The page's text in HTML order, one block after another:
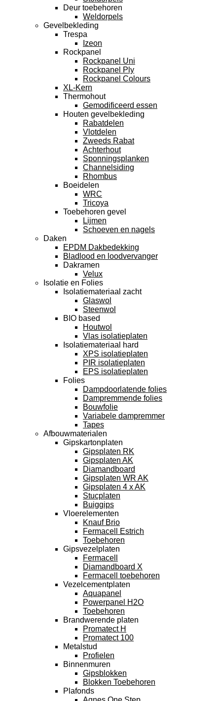
Deur toebehoren
Weldorpels
Gevelbekleding
Trespa
Izeon
Rockpanel
Rockpanel Uni
Rockpanel Ply
Rockpanel Colours
XL-Kern
Thermohout
Gemodificeerd essen
Houten gevelbekleding
Rabatdelen
Vlotdelen
Zweeds Rabat
Achterhout
Sponningsplanken
Channelsiding
Rhombus
Boeidelen
WRC
Tricoya
Toebehoren gevel
Lijmen
Schoeven en nagels
Daken
EPDM Dakbedekking
Bladlood en loodvervanger
Dakramen
Velux
Isolatie en Folies
Isolatiemateriaal zacht
Glaswol
Steenwol
BIO based
Houtwol
Vlas isolatieplaten
Isolatiemateriaal hard
XPS isolatieplaten
PIR isolatieplaten
EPS isolatieplaten
Folies
Dampdoorlatende folies
Dampremmende folies
Bouwfolie
Variabele dampremmer
Tapes
Afbouwmaterialen
Gipskartonplaten
Gipsplaten RK
Gipsplaten AK
Diamandboard
Gipsplaten WR AK
Gipsplaten 4 x AK
Stucplaten
Buiggips
Vloerelementen
Knauf Brio
Fermacell Estrich
Toebehoren
Gipsvezelplaten
Fermacell
Diamandboard X
Fermacell toebehoren
Vezelcementplaten
Aquapanel
Powerpanel H2O
Toebehoren
Brandwerende platen
Promatect H
Promatect 100
Metalstud
Profielen
Binnenmuren
Gipsblokken
Blokken Toebehoren
Plafonds